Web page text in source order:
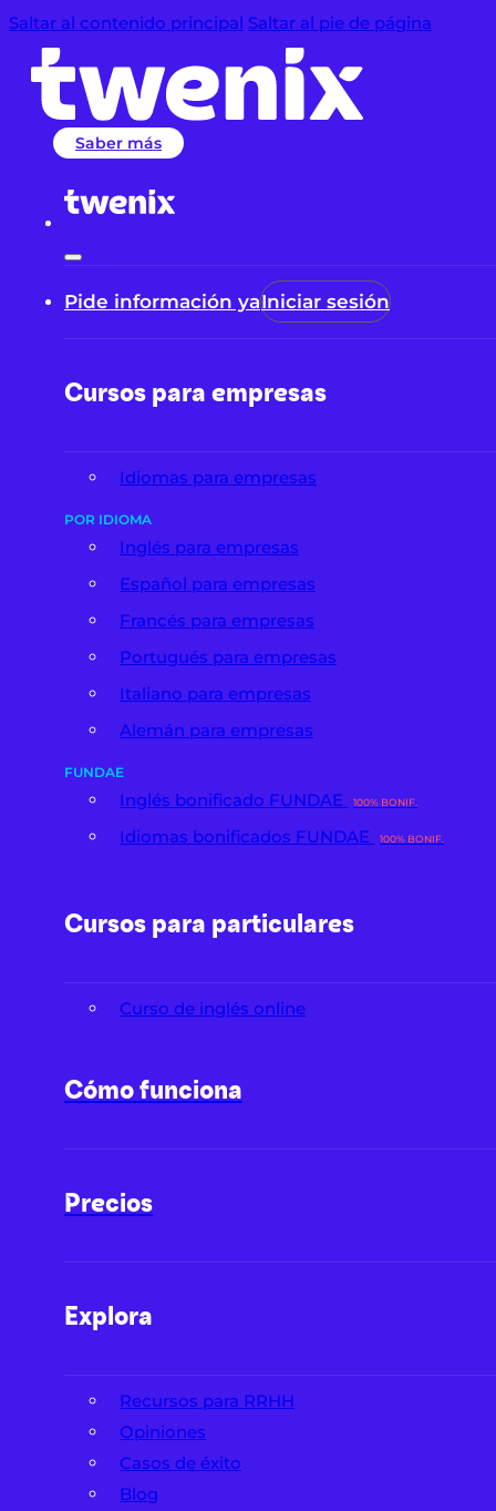
Saltar al contenido principal Saltar al pie de página
Saber más
Pide información yaIniciar sesión
Cursos para empresas
Idiomas para empresas
POR IDIOMA
Inglés para empresas
Español para empresas
Francés para empresas
Portugués para empresas
Italiano para empresas
Alemán para empresas
FUNDAE
Inglés bonificado FUNDAE 100% BONIF.
Idiomas bonificados FUNDAE 100% BONIF.
Cursos para particulares
Curso de inglés online
Cómo funciona
Precios
Explora
Recursos para RRHH
Opiniones
Casos de éxito
Blog